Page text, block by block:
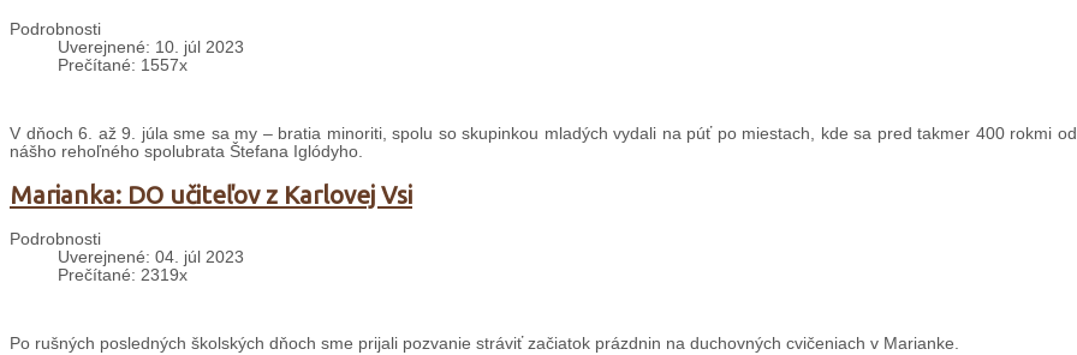
Podrobnosti
Uverejnené: 10. júl 2023
Prečítané: 1557x
V dňoch 6. až 9. júla sme sa my – bratia minoriti, spolu so skupinkou mladých vydali na púť po miestach, kde sa pred takmer 400 rokmi
nášho rehoľného spolubrata Štefana Iglódyho.
Marianka: DO učiteľov z Karlovej Vsi
Podrobnosti
Uverejnené: 04. júl 2023
Prečítané: 2319x
Po rušných posledných školských dňoch sme prijali pozvanie stráviť začiatok prázdnin na duchovných cvičeniach v Marianke.